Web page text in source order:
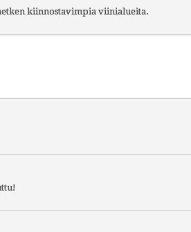
kiinnostavimpia viinialueita.